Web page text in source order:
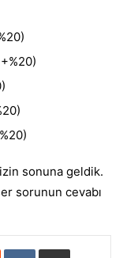
sonuna geldik.
sorunun cevabı
Reddit VKontakteE-Posta ile paylaş